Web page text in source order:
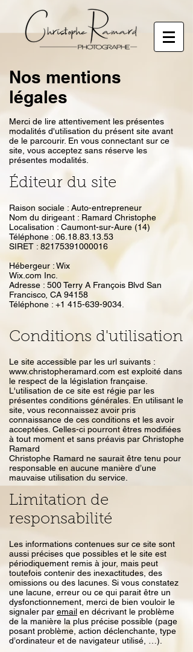
Nos mentions
légales
Merci de lire attentivement les présentes
modalités d'utilisation du présent site avant
de le parcourir. En vous connectant sur ce
site, vous acceptez sans réserve les
présentes modalités.
Éditeur du site
Raison sociale : Auto-entrepreneur
Nom du dirigeant : Ramard Christophe
Localisation : Caumont-sur-Aure (14)
Téléphone : 06.18.83.13.53
SIRET : 82175391000016
Hébergeur : Wix
Wix.com Inc.
Adresse : 500 Terry A François Blvd San
Francisco, CA 94158
Téléphone : +1 415-639-9034.
Conditions d'utilisation
Le site accessible par les url suivants :
www.christopheramard.com est exploité dans
le respect de la législation française.
L'utilisation de ce site est régie par les
présentes conditions générales. En utilisant le
site, vous reconnaissez avoir pris
connaissance de ces conditions et les avoir
acceptées. Celles-ci pourront êtres modifiées
à tout moment et sans préavis par Christophe
Ramard
Christophe Ramard ne saurait être tenu pour
responsable en aucune manière d’une
mauvaise utilisation du service.
Limitation de
responsabilité
Les informations contenues sur ce site sont
aussi précises que possibles et le site est
périodiquement remis à jour, mais peut
toutefois contenir des inexactitudes, des
omissions ou des lacunes. Si vous constatez
une lacune, erreur ou ce qui parait être un
dysfonctionnement, merci de bien vouloir le
signaler par email en décrivant le problème
de la manière la plus précise possible (page
posant problème, action déclenchante, type
d’ordinateur et de navigateur utilisé, …).